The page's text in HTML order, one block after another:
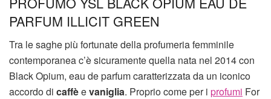
PARFUM ILLICIT GREEN
Tra le saghe più fortunate della profumeria femminile
contemporanea c’è sicuramente quella nata nel 2014 con
Black Opium, eau de parfum caratterizzata da un iconico
accordo di caffèevaniglia. Proprio come per i profumi For